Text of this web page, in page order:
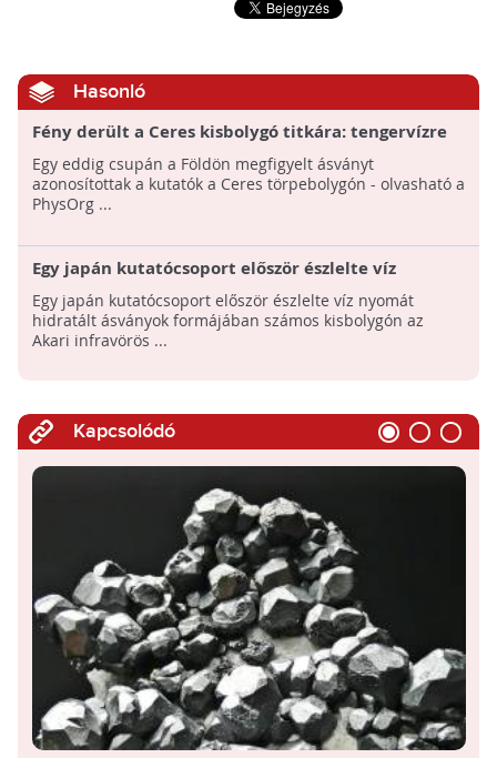
Hasonló
Fény derült a Ceres kisbolygó titkára: tengervízre
utaló ritka ásványt találtak egy kráterben
Egy eddig csupán a Földön megfigyelt ásványt
azonosítottak a kutatók a Ceres törpebolygón - olvasható a
PhysOrg ...
Egy japán kutatócsoport először észlelte víz
nyomát hidratált ásványok formájában számos
kisbolygón
Egy japán kutatócsoport először észlelte víz nyomát
hidratált ásványok formájában számos kisbolygón az
Akari infravörös ...
Kapcsolódó